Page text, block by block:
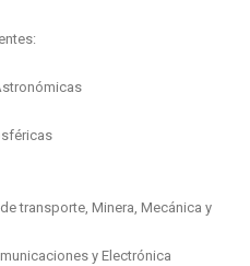
transporte, Minera, Mecánica y
y Electrónica